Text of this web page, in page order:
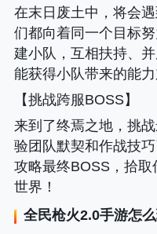
在末日废土中，将会
们都向着同一个目标
建小队，互相扶持、
能获得小队带来的能力
【挑战跨服BOSS】
来到了终焉之地，挑
验团队默契和作战技
攻略最终BOSS，拾
世界！
全民枪火2.0手游怎